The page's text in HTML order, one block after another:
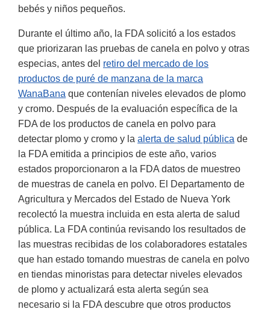
bebés y niños pequeños.
Durante el último año, la FDA solicitó a los estados
que priorizaran las pruebas de canela en polvo y otras
especias, antes del retiro del mercado de los
productos de puré de manzana de la marca
WanaBana que contenían niveles elevados de plomo
y cromo. Después de la evaluación específica de la
FDA de los productos de canela en polvo para
detectar plomo y cromo y la alerta de salud pública de
la FDA emitida a principios de este año, varios
estados proporcionaron a la FDA datos de muestreo
de muestras de canela en polvo. El Departamento de
Agricultura y Mercados del Estado de Nueva York
recolectó la muestra incluida en esta alerta de salud
pública. La FDA continúa revisando los resultados de
las muestras recibidas de los colaboradores estatales
que han estado tomando muestras de canela en polvo
en tiendas minoristas para detectar niveles elevados
de plomo y actualizará esta alerta según sea
necesario si la FDA descubre que otros productos